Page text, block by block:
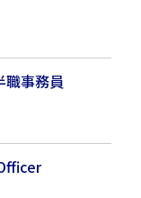
職事務員